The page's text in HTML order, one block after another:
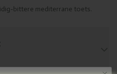
bittere mediterrane toets.